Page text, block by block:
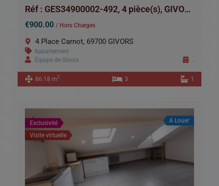
Réf : GES34900002-492, 4 pièce(s), GIVORS
€900.00 / Hors Charges
4 Place Carnot, 69700 GIVORS
Appartement
Équipe de Givors
86.18 m2 3 1
Exclusivité
Visite virtuelle
A Louer